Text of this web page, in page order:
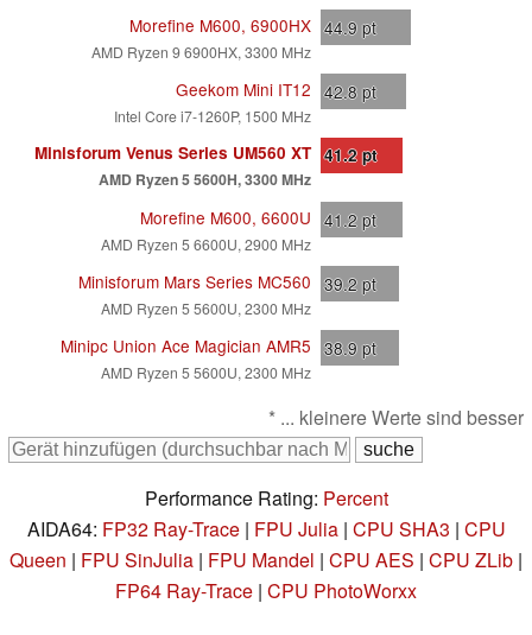
Morefine M600, 6900HX
AMD Ryzen 9 6900HX, 3300 MHz
44.9 pt
Geekom Mini IT12
Intel Core i7-1260P, 1500 MHz
42.8 pt
Minisforum Venus Series UM560 XT
AMD Ryzen 5 5600H, 3300 MHz
41.2pt
Morefine M600, 6600U
AMD Ryzen 5 6600U, 2900 MHz
41.2 pt
Minisforum Mars Series MC560
AMD Ryzen 5 5600U, 2300 MHz
39.2 pt
Minipc Union Ace Magician AMR5
AMD Ryzen 5 5600U, 2300 MHz
38.9 pt
* ... kleinere Werte sind besser
Performance Rating: Percent
AIDA64: FP32 Ray-Trace| FPU Julia| CPU SHA3 | CPU
Queen | FPU SinJulia | FPU Mandel | CPU AES | CPU ZLib |
FP64 Ray-Trace | CPU PhotoWorxx